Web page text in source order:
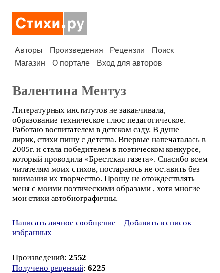
Авторы Произведения Рецензии
Поиск
Магазин
О портале Вход для авторов
Валентина Ментуз
Литературных институтов не заканчивала,
образование техническое плюс педагогическое.
Работаю воспитателем в детском саду. В душе –
лирик, стихи пишу с детства. Впервые напечаталась в
2005г. и стала победителем в поэтическом конкурсе,
который проводила «Брестская газета». Спасибо всем
читателям моих стихов, постараюсь не оставить без
внимания их творчество. Прошу не отождествлять
меня с моими поэтическими образами , хотя многие
мои стихи автобиографичны.
Написать личное сообщение
Добавить в список
избранных
Произведений: 2552
Получено рецензий: 6225